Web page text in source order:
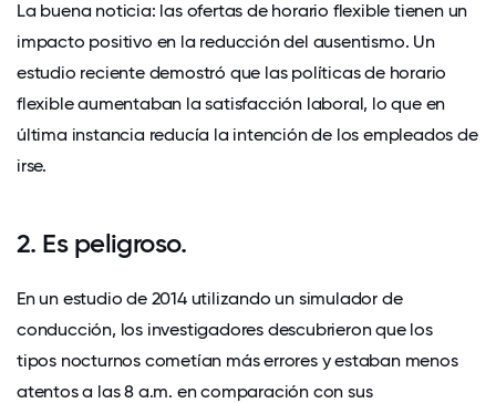
La buena noticia: las ofertas de horario flexible tienen un
impacto positivo en la reducción del ausentismo. Un
estudio reciente demostró que las políticas de horario
flexible aumentaban la satisfacción laboral, lo que en
última instancia reducía la intención de los empleados de
irse.
2. Es peligroso.
En un estudio de 2014 utilizando un simulador de
conducción, los investigadores descubrieron que los
tipos nocturnos cometían más errores y estaban menos
atentos a las 8 a.m. en comparación con sus